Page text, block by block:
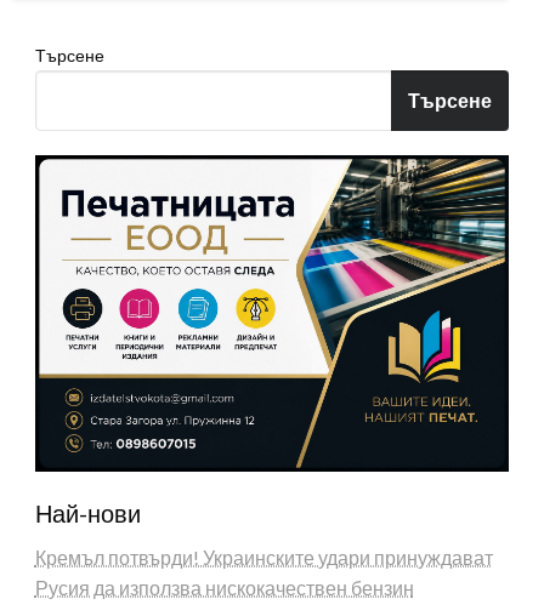
Търсене
Търсене
Най-нови
Кремъл потвърди! Украинските удари принуждават
Русия да използва нискокачествен бензин